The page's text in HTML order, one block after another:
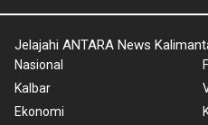
Jelajahi ANTARA News
Nasional
Kalbar
Ekonomi